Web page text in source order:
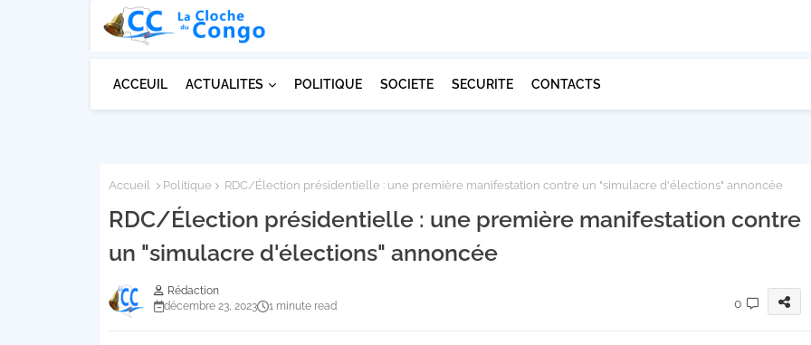
ACCEUIL ACTUALITES POLITIQUE SOCIETE SECURITE CONTACTS
Accueil Politique RDC/Élection présidentielle : une première manifestation contre un "simulacre d'élections" annoncée
RDC/Élection présidentielle : une première manifestation contre
un "simulacre d'élections" annoncée
Rédaction
décembre 23, 2023
1 minute read 0